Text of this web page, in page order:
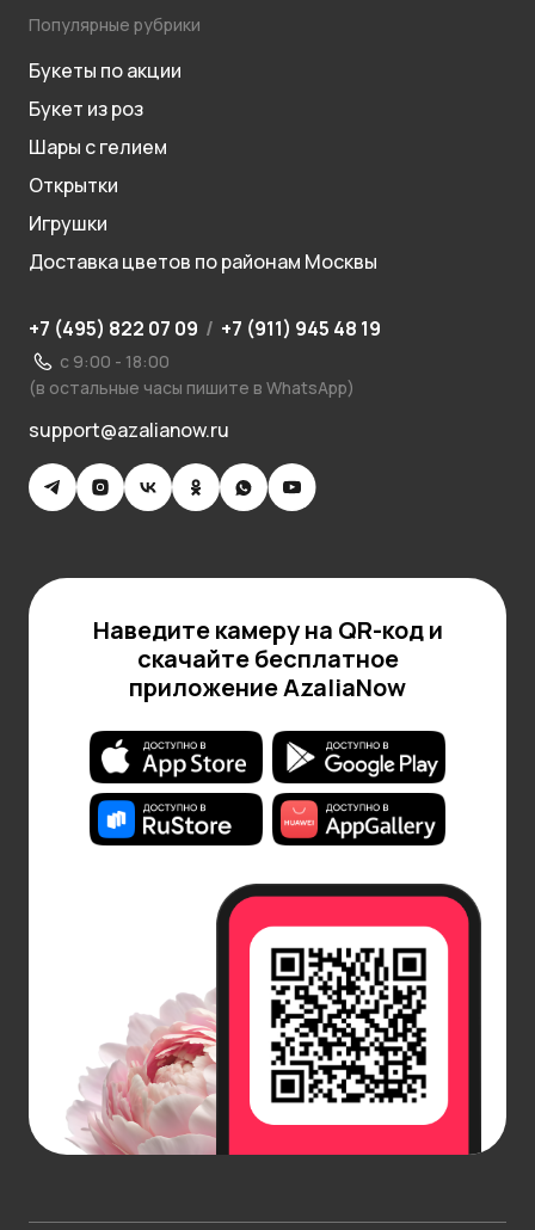
Популярные рубрики
Букеты по акции
Букет из роз
Шары с гелием
Открытки
Игрушки
Доставка цветов по районам Москвы
+7 (495) 822 07 09 / +7 (911) 945 48 19
с 9:00 - 18:00
(в остальные часы пишите в WhatsApp)
support@azalianow.ru
Наведите камеру на QR-код и
скачайте бесплатное
приложение AzaliaNow